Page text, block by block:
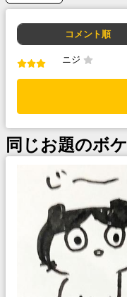
コメント順
ニジ
同じお題のボケ